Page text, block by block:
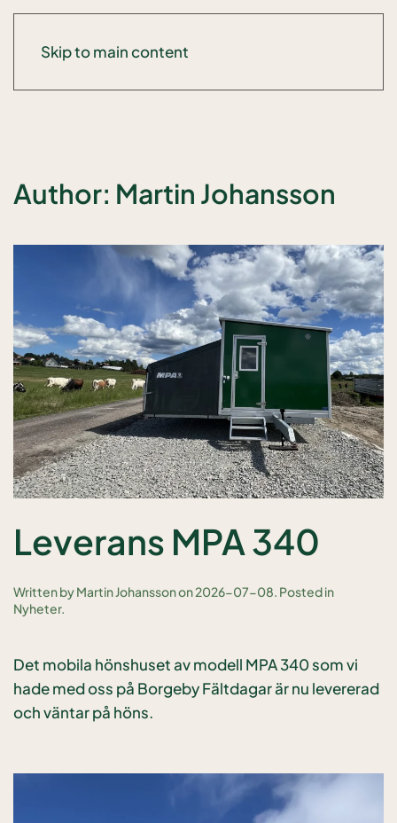
Skip to main content
Author: Martin Johansson
Leverans MPA 340
Written byMartin Johanssonon2026-07-08. Posted in
Nyheter.
Det mobila hönshuset av modell MPA 340 som vi
hade med oss på Borgeby Fältdagar är nu levererad
och väntar på höns.